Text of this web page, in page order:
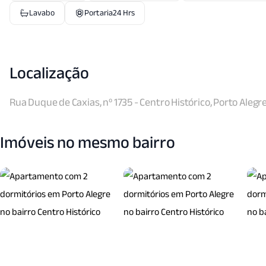
Lavabo Portaria24 Hrs
Localização
Rua Duque de Caxias, nº 1735 - Centro Histórico, Porto
Imóveis no mesmo bairro